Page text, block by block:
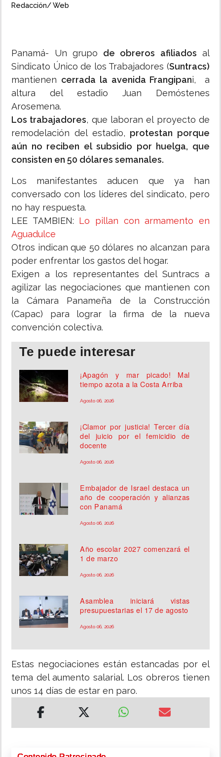
Redacción/ Web
Panamá- Un grupo de obreros afiliados al
Sindicato Único de los Trabajadores (Suntracs)
mantienen cerrada la avenida Frangipani, a
altura del estadio Juan Demóstenes
Arosemena.
Los trabajadores, que laboran el proyecto de
remodelación del estadio, protestan porque
aún no reciben el subsidio por huelga, que
consisten en 50 dólares semanales.
Los manifestantes aducen que ya han
conversado con los líderes del sindicato, pero
no hay respuesta.
LEE TAMBIEN: Lo pillan con armamento en
Aguadulce
Otros indican que 50 dólares no alcanzan para
poder enfrentar los gastos del hogar.
Exigen a los representantes del Suntracs a
agilizar las negociaciones que mantienen con
la Cámara Panameña de la Construcción
(Capac) para lograr la firma de la nueva
convención colectiva.
Te puede interesar
¡Apagón y mar picado! Mal
tiempo azota a la Costa Arriba
Agosto 06, 2026
¡Clamor por justicia! Tercer día
del juicio por el femicidio de
docente
Agosto 06, 2026
Embajador de Israel destaca un
año de cooperación y alianzas
con Panamá
Agosto 06, 2026
Año escolar 2027 comenzará el
1 de marzo
Agosto 06, 2026
Asamblea iniciará vistas
presupuestarias el 17 de agosto
Agosto 06, 2026
Estas negociaciones están estancadas por el
tema del aumento salarial. Los obreros tienen
unos 14 días de estar en paro.